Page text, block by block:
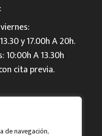
de navegación,
y 17.00h A 20h.
10:00h A 13.30h
cita previa.